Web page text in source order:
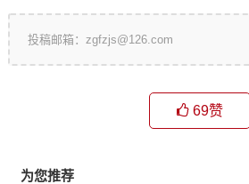
投稿邮箱：zgfzjs@126.com
69赞
为您推荐